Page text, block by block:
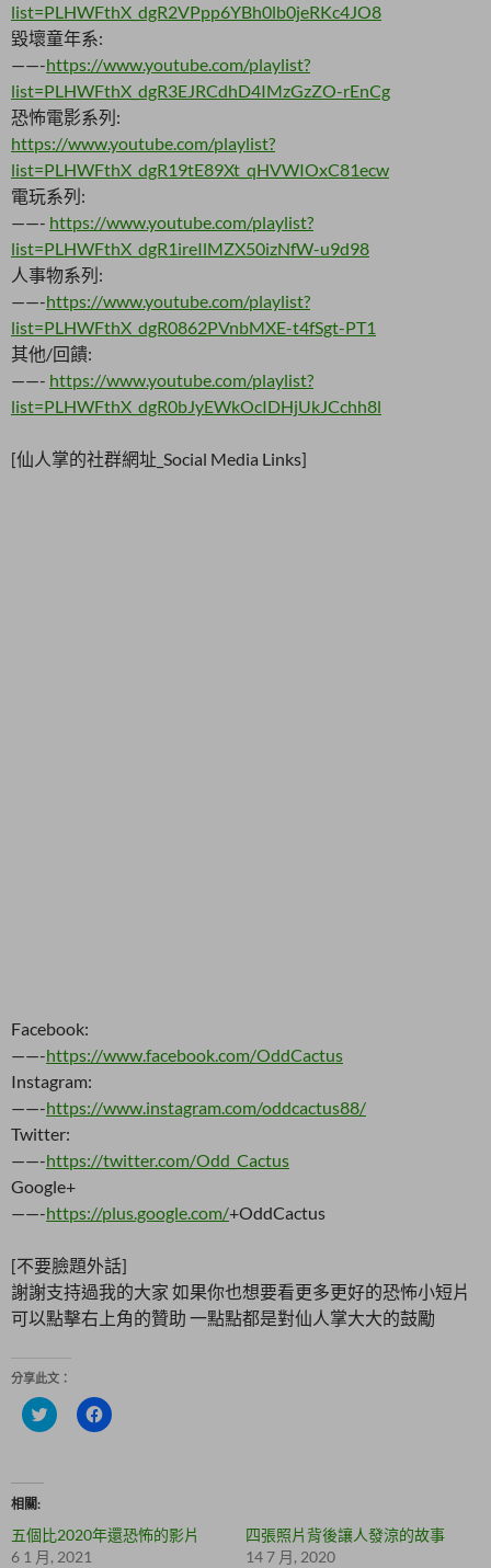
list=PLHWFthX_dgR2VPpp6YBh0lb0jeRKc4JO8
毀壞童年系:
——-https://www.youtube.com/playlist?
list=PLHWFthX_dgR3EJRCdhD4IMzGzZO-rEnCg
恐怖電影系列:
https://www.youtube.com/playlist?
list=PLHWFthX_dgR19tE89Xt_qHVWIOxC81ecw
電玩系列:
——- https://www.youtube.com/playlist?
list=PLHWFthX_dgR1ireIlMZX50izNfW-u9d98
人事物系列:
——-https://www.youtube.com/playlist?
list=PLHWFthX_dgR0862PVnbMXE-t4fSgt-PT1
其他/回饋:
——- https://www.youtube.com/playlist?
list=PLHWFthX_dgR0bJyEWkOcIDHjUkJCchh8l
[仙人掌的社群網址_Social Media Links]
Facebook:
——-https://www.facebook.com/OddCactus
Instagram:
——-https://www.instagram.com/oddcactus88/
Twitter:
——-https://twitter.com/Odd_Cactus
Google+
——-https://plus.google.com/+OddCactus
[不要臉題外話]
謝謝支持過我的大家 如果你也想要看更多更好的恐怖小短片
可以點擊右上角的贊助 一點點都是對仙人掌大大的鼓勵
分享此文：
分
享
e
r
按
一
a
c
相關
五個比2020年還恐怖的影片
6 1 月, 2021
四張照片背後讓人發涼的故事
14 7 月, 2020